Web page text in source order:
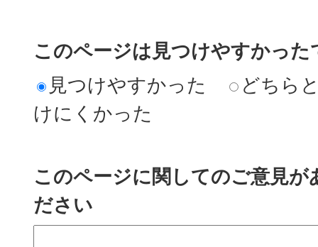
このページは見つけやすかった
見つけやすかった
どちら
けにくかった
このページに関してのご意見
ださい